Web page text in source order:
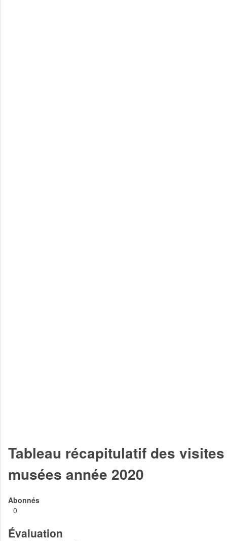
Tableau récapitulatif des
musées année 2020
Abonnés
0
Évaluation